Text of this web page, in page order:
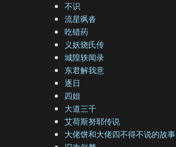
不识
流星飒沓
吃错药
义妖烧氏传
城隍轶闻录
东君解我意
逐日
四姐
大道三千
艾荷斯努耶传说
大佬饼和大佬四不得不说的故事